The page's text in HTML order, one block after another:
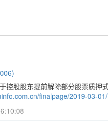
控股股东提前解除部分股票质押
finalpage/2019-03-